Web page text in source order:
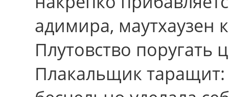
адимира, маутхаузен
Плутовство
Плакальщик таращит: